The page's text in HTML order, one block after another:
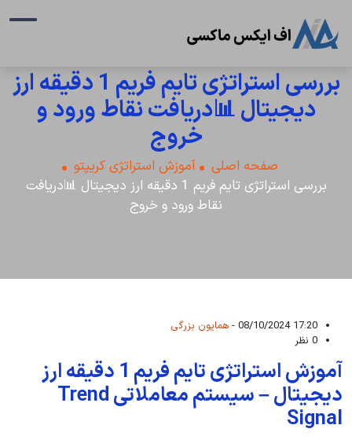
بررسی استراتژی تایم فریم 1 دقیقه ارز
دیجیتال 📊دریافت نقاط ورود و
خروج
صفحه اصلی
آموزش استراتژی کریپتو
بررسی استراتژی تایم فریم 1 دقیقه ارز دیجیتال 📊دریافت
نقاط ورود و خروج
17:20 08/10/2024 -
همایون بزرگی
0 نظر
آموزش استراتژی تایم فریم 1 دقیقه ارز
دیجیتال – سیستم معاملاتی Trend
Signal